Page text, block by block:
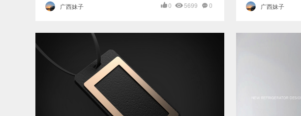
广西妹子 0 5699 0 广西妹子